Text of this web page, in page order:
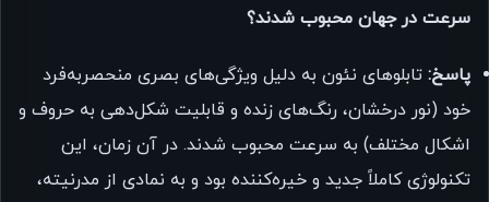
سرعت در جهان محبوب شدند؟
پاسخ: تابلوهای نئون به دلیل ویژگی‌های بصری منحصربه‌فرد
خود (نور درخشان، رنگ‌های زنده و قابلیت شکل‌دهی به حروف و
اشکال مختلف) به سرعت محبوب شدند. در آن زمان، این
تکنولوژی کاملاً جدید و خیره‌کننده بود و به نمادی از مدرنیته،